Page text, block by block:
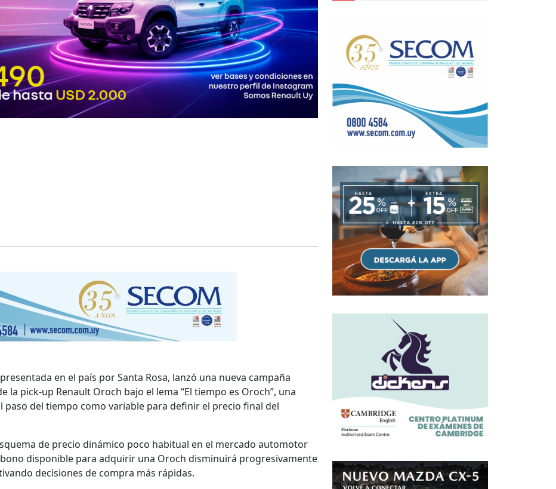
en el país por Santa Rosa, lanzó una nueva campaña
la pick-up Renault Oroch bajo el lema “El tiempo es Oroch”, una
del tiempo como variable para definir el precio final del
de precio dinámico poco habitual en el mercado automotor
disponible para adquirir una Oroch disminuirá progresivamente
decisiones de compra más rápidas.